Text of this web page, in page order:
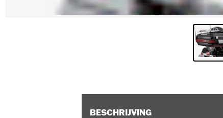
BESCHRIJVING